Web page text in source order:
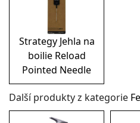
Strategy Jehla na
boilie Reload
Pointed Needle
Další produkty z kategorie